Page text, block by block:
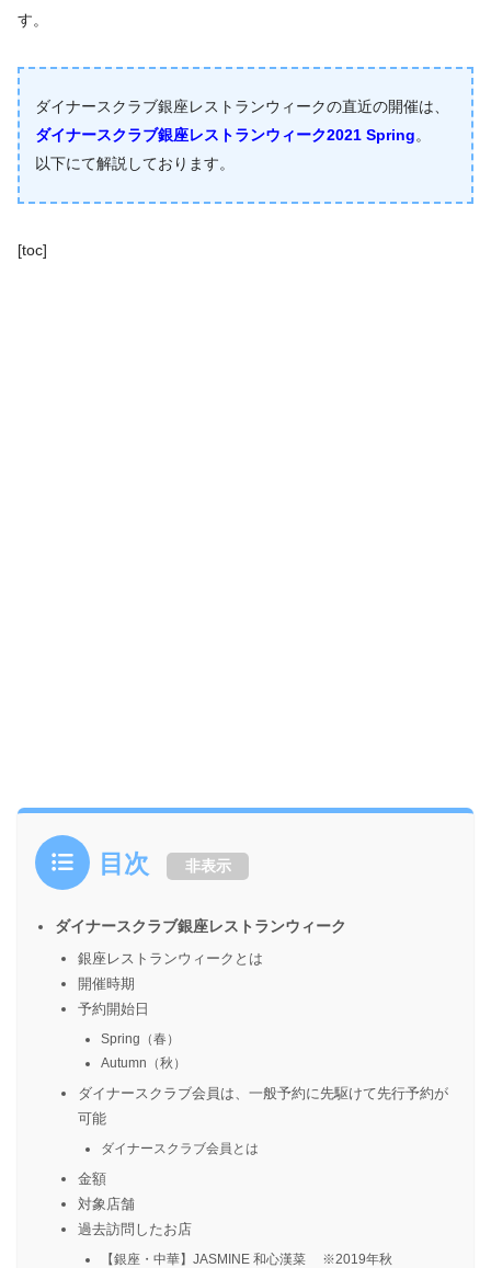
す。
ダイナースクラブ銀座レストランウィークの直近の開催は、
ダイナースクラブ銀座レストランウィーク2021 Spring。
以下にて解説しております。
[toc]
目次 非表示
ダイナースクラブ銀座レストランウィーク
銀座レストランウィークとは
開催時期
予約開始日
Spring（春）
Autumn（秋）
ダイナースクラブ会員は、一般予約に先駆けて先行予約が
可能
ダイナースクラブ会員とは
金額
対象店舗
過去訪問したお店
【銀座・中華】JASMINE 和心漢菜 ※2019年秋